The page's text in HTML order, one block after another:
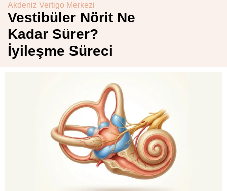
Akdeniz Vertigo Merkezi
Vestibüler Nörit Ne
Kadar Sürer?
İyileşme Süreci